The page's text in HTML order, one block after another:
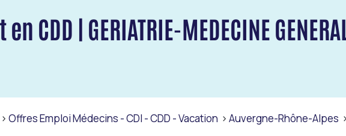
CDD | GERIATRIE-MEDECINE
Offres Emploi Médecins - CDI - CDD - Vacation Auvergne-Rhône-Alpes